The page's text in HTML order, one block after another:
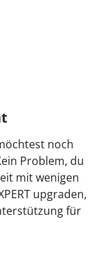
noch
Problem, du
mit wenigen
upgraden,
für